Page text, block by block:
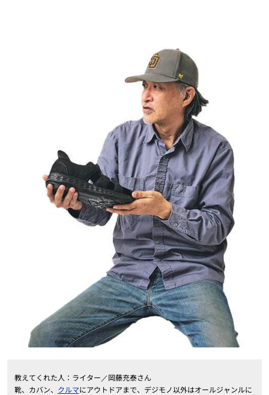
教えてくれた人：ライター／岡藤充泰さん
靴、カバン、 クルマにアウトドアまで、デジモノ以外はオールジャンルに